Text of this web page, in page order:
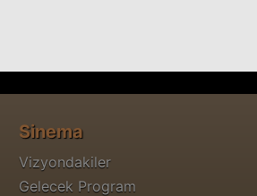
Sinema
Vizyondakiler
Gelecek Program